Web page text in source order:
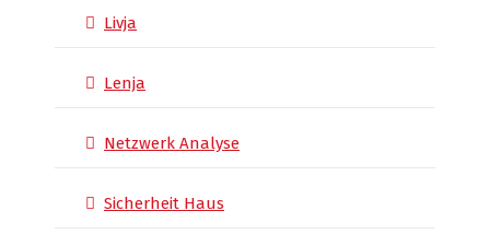
Livja
Lenja
Netzwerk Analyse
Sicherheit Haus